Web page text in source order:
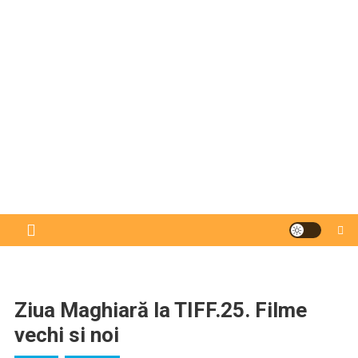
Ziua Maghiară la TIFF.25. Filme
vechi si noi